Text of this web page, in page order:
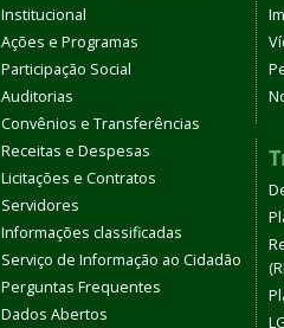
Institucional
Ações e Programas
Participação Social
Auditorias
Convênios e Transferências
Receitas e Despesas
Licitações e Contratos
Servidores
Informações classificadas
Serviço de Informação ao Cidadão
Perguntas Frequentes
Dados Abertos